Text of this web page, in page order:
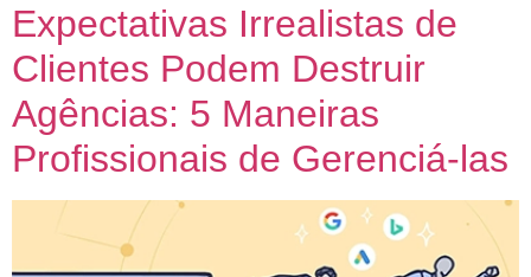
Planos
Clientes
Expectativas Irrealistas de
Clientes Podem Destruir
Agências: 5 Maneiras
Profissionais de Gerenciá-las